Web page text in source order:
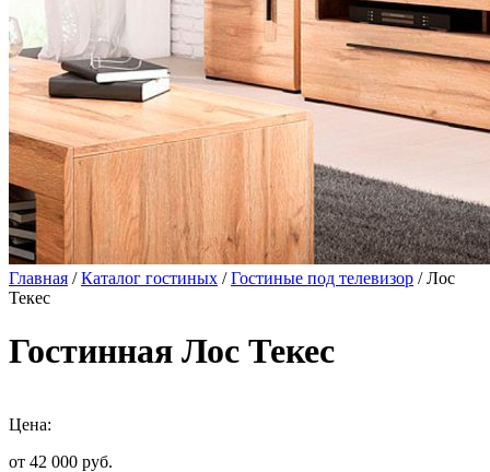
Главная /Каталог гостиных /Гостиные под телевизор / Лос
Текес
Гостинная Лос Текес
Цена:
от 42 000 руб.